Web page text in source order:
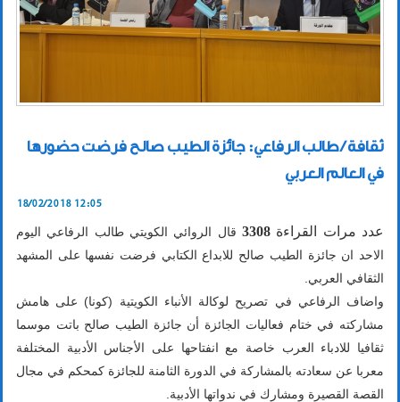
ثقافة / طالب الرفاعي: جائزة الطيب صالح فرضت حضورها
في العالم العربي
18/02/2018 12:05
عدد مرات القراءة 3308 قال الروائي الكويتي طالب الرفاعي اليوم
الاحد ان جائزة الطيب صالح للابداع الكتابي فرضت نفسها على المشهد
الثقافي العربي.
واضاف الرفاعي في تصريح لوكالة الأنباء الكويتية (كونا) على هامش
مشاركته في ختام فعاليات الجائزة أن جائزة الطيب صالح باتت موسما
ثقافيا للادباء العرب خاصة مع انفتاحها على الأجناس الأدبية المختلفة
معربا عن سعادته بالمشاركة في الدورة الثامنة للجائزة كمحكم في مجال
القصة القصيرة ومشارك في ندواتها الأدبية.